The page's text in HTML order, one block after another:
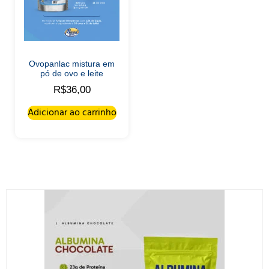
Ovopanlac mistura em
pó de ovo e leite
R$36,00
Adicionar ao carrinho